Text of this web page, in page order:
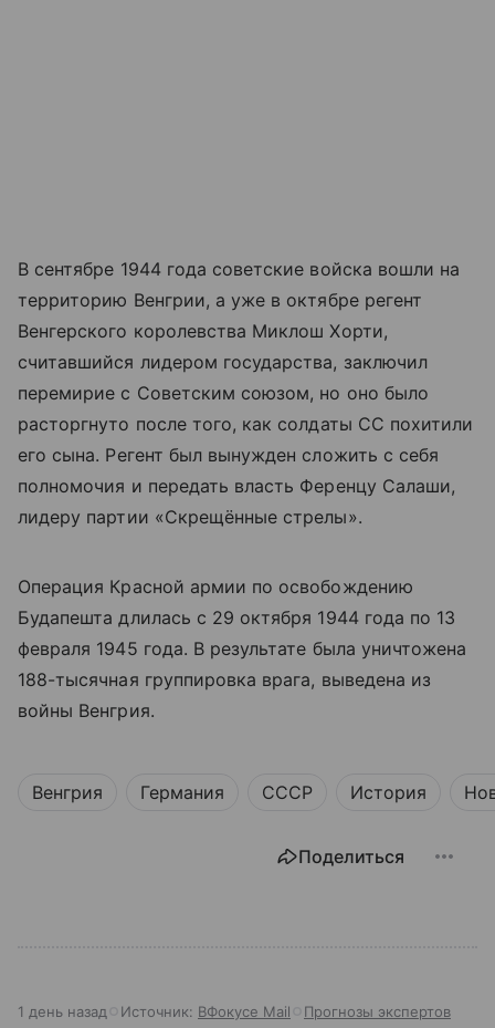
В сентябре 1944 года советские войска вошли на
территорию Венгрии, а уже в октябре регент
Венгерского королевства Миклош Хорти,
считавшийся лидером государства, заключил
перемирие с Советским союзом, но оно было
расторгнуто после того, как солдаты СС похитили
его сына. Регент был вынужден сложить с себя
полномочия и передать власть Ференцу Салаши,
лидеру партии «Скрещённые стрелы».
Операция Красной армии по освобождению
Будапешта длилась с 29 октября 1944 года по 13
февраля 1945 года. В результате была уничтожена
188-тысячная группировка врага, выведена из
войны Венгрия.
Венгрия Германия СССР История
Поделиться
1 день назад Источник: ВФокусе Mail Прогнозы экспертов